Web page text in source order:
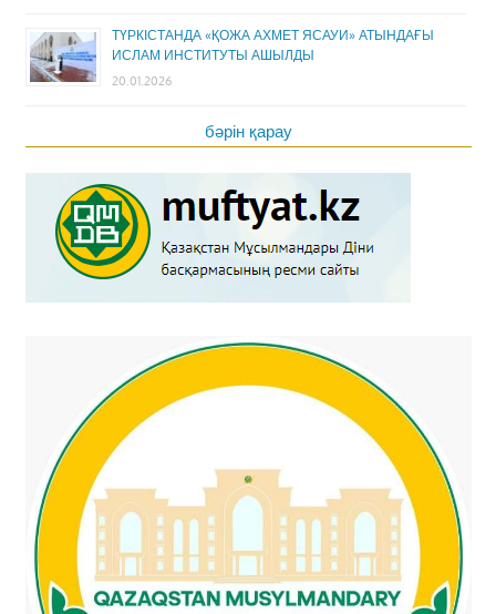
ТҮРКІСТАНДА «ҚОЖА АХМЕТ ЯСАУИ» АТЫНДАҒЫ
ИСЛАМ ИНСТИТУТЫ АШЫЛДЫ
20.01.2026
бәрін қарау